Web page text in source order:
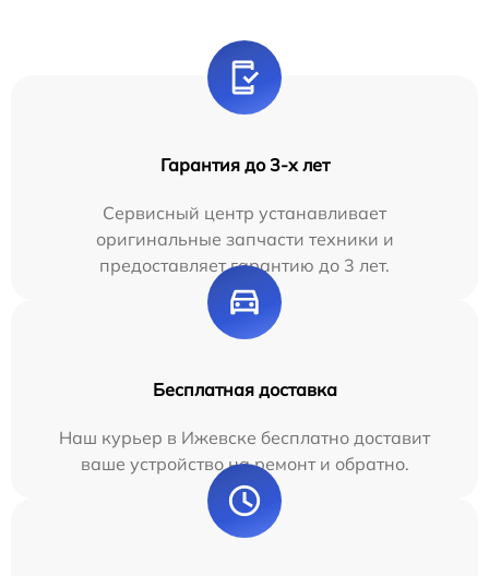
Гарантия до 3-х лет
Сервисный центр устанавливает
оригинальные запчасти техники и
предоставляет гарантию до 3 лет.
Бесплатная доставка
Наш курьер в Ижевске бесплатно доставит
ваше устройство на ремонт и обратно.